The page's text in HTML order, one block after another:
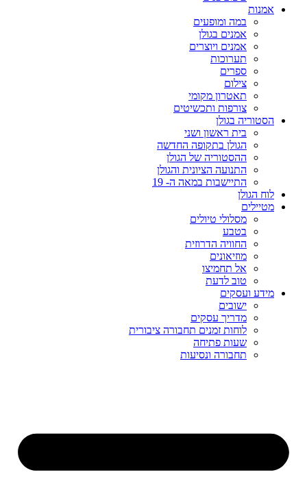
אמנות
במה ומופעים
אמנים בגולן
אמנים ויוצרים
תערוכות
ספרים
צילום
תאטרון מקומי
צורפות ותכשיטים
הסטוריה בגולן
בית ראשון ושני
הגולן בתקופה החדשה
ההסטוריה של הגולן
התנועה הציונית והגולן
התיישבות במאה ה- 19
לוח הגולן
מטיילים
מסלולי טיולים
בטבע
החוויה הדרוזית
מוזיאונים
אל תחמיצו
טוב לדעת
מידע ועסקים
ישובים
מדריך עסקים
לוחות זמנים תחבורה ציבורית
שעות פתיחה
תחבורה ונסיעות